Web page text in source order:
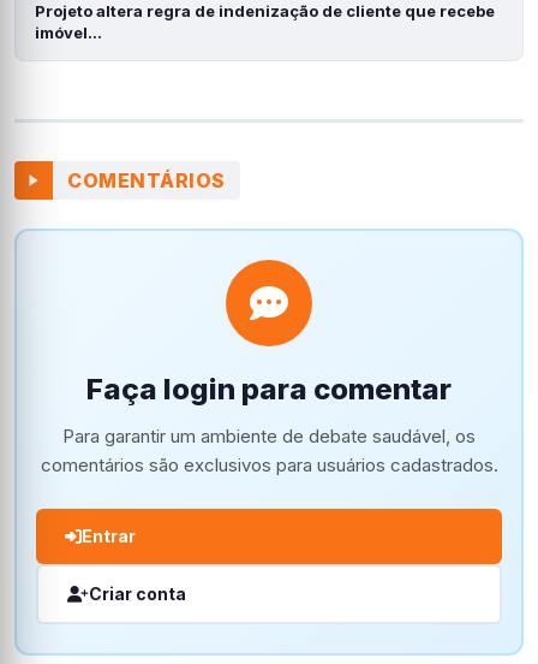
Projeto altera regra de indenização de cliente que recebe
imóvel…
COMENTÁRIOS
Faça login para comentar
Para garantir um ambiente de debate saudável, os
comentários são exclusivos para usuários cadastrados.
Entrar
Criar conta